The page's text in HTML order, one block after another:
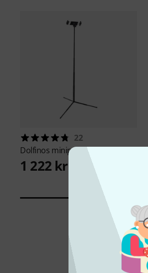
22
Dolfinos miniput Digital Set
1 222 kr